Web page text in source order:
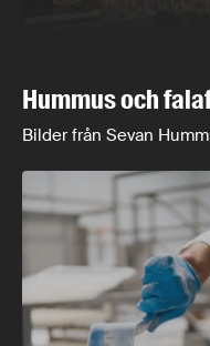
Hummus och
Bilder från Sevan